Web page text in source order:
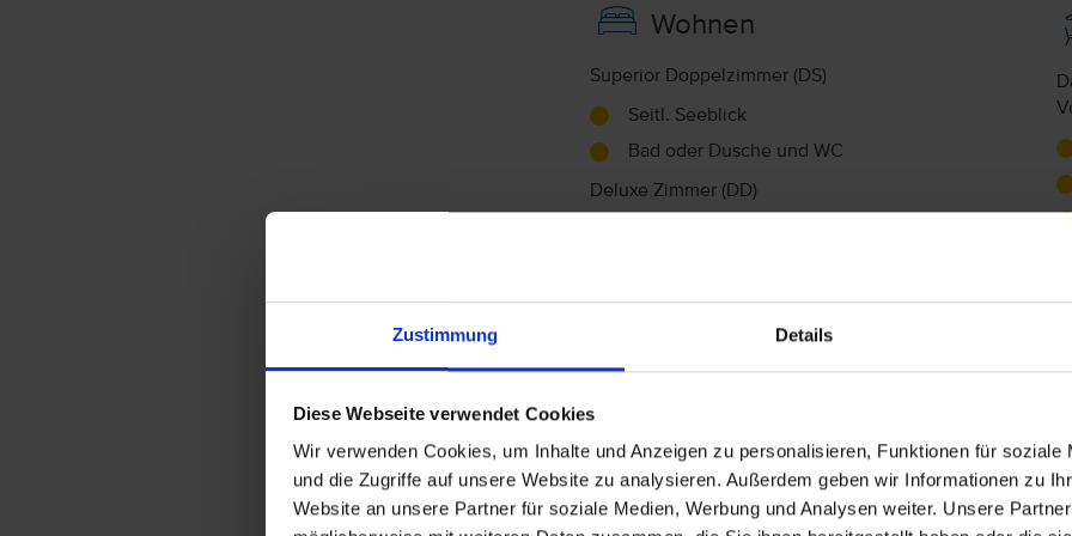
Zustimmung Details
Diese Webseite verwendet Cookies
Wir verwenden Cookies, um Inhalte und Anzeigen zu personalisieren, Funktionen für soziale
und die Zugriffe auf unsere Website zu analysieren. Außerdem geben wir Informationen zu
Website an unsere Partner für soziale Medien, Werbung und Analysen weiter. Unsere
Wohnen
Superior Doppelzimmer (DS)
Seitl. Seeblick
Bad oder Dusche und WC
Deluxe Zimmer (DD)
Doppelzimmer (DZ)
Balkon oder Terrasse, Bad oder Dusche und
WC
Heizung
Superior Zimmer Typ 1 (DS1)